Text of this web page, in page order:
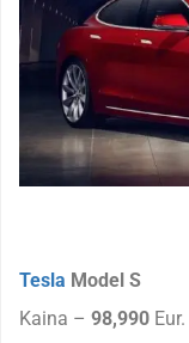
Tesla Model S
Kaina – 98,990 Eur.